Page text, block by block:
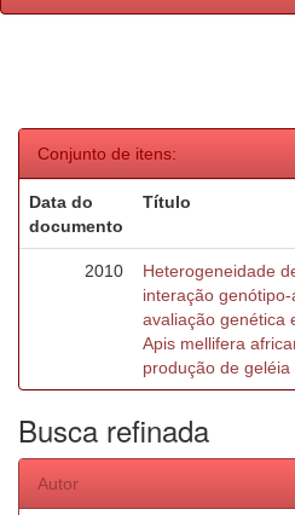
Conjunto de itens:
Data do
documento
Título
2010
Heterogeneidade
interação
avaliação genética
Apis mellifera
produção de geléia
Busca refinada
Autor